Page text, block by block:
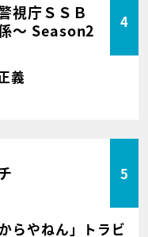
視庁ＳＳＢ
～ Season2
4
義
5
らやねん」トラビ